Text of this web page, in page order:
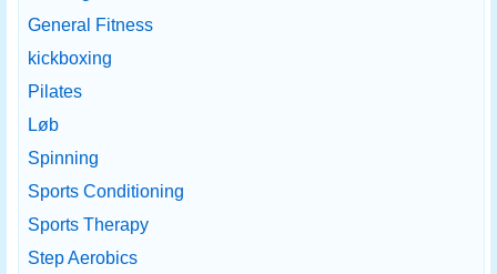
General Fitness
kickboxing
Pilates
Løb
Spinning
Sports Conditioning
Sports Therapy
Step Aerobics